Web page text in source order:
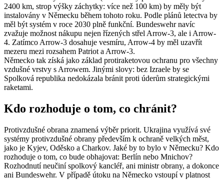
2400 km, strop výšky záchytky: více než 100 km) by měly být
instalovány v Německu během tohoto roku. Podle plánů letectva by
měl být systém v roce 2030 plně funkční. Bundeswehr navíc
zvažuje možnost nákupu nejen řízených střel Arrow-3, ale i Arrow-
4. Zatímco Arrow-3 dosahuje vesmíru, Arrow-4 by měl uzavřít
mezeru mezi rozsahem Patriot a Arrow-3.
Německo tak získá jako základ protiraketovou ochranu pro všechny
vzdušné vrstvy s Arrowem. Jinými slovy: bez Izraele by se
Spolková republika nedokázala bránit proti úderům strategickými
raketami.
Kdo rozhoduje o tom, co chránit?
Protivzdušné obrana znamená výběr priorit. Ukrajina využívá své
systémy protivzdušné obrany především k ochraně velkých měst,
jako je Kyjev, Oděsko a Charkov. Jaké by to bylo v Německu? Kdo
rozhoduje o tom, co bude obhajovat: Berlín nebo Mnichov?
Rozhodnutí neučiní spolkový kancléř, ani ministr obrany, a dokonce
ani Bundeswehr. V případě útoku na Německo vstoupí v platnost